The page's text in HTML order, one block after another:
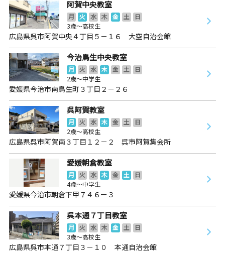
阿賀中央教室
月 火 水 木 金 土
日
3歳～高校生
広島県呉市阿賀中央４丁目５－１６ 大空自治会館
今治鳥生中央教室
月 火 水 木 金 土
日
2歳～中学生
愛媛県今治市南鳥生町３丁目２－２６
呉阿賀教室
月 火 水 木 金 土
日
2歳～高校生
広島県呉市阿賀南３丁目１２－２ 呉市阿賀集会所
愛媛朝倉教室
月 火 水 木 金 土
日
4歳～中学生
愛媛県今治市朝倉下甲７４６ー３
呉本通７丁目教室
月 火 水 木 金 土
日
3歳～高校生
広島県呉市本通７丁目３－１０ 本通自治会館